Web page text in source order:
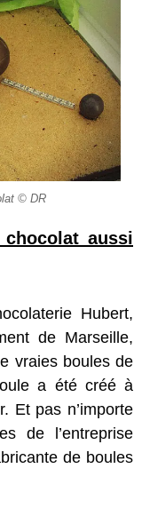
© DR
aussi
Hubert,
de Marseille,
vraies boules de
a été créé à
Et pas n’importe
de l’entreprise
de boules